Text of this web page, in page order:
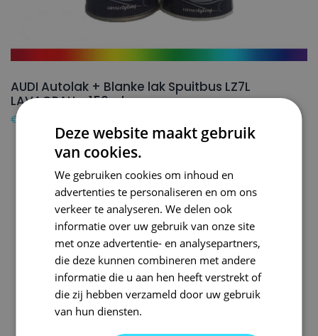
AUDI Autolak + Blanke lak Spuitbus LZ7L
LAVAGRAU – 150ml
€
Deze website maakt gebruik
van cookies.
We gebruiken cookies om inhoud en
advertenties te personaliseren en om ons
verkeer te analyseren. We delen ook
informatie over uw gebruik van onze site
met onze advertentie- en analysepartners,
die deze kunnen combineren met andere
informatie die u aan hen heeft verstrekt of
die zij hebben verzameld door uw gebruik
van hun diensten.